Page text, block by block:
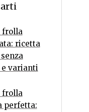
frolla
ricetta
varianti
frolla
perfetta: